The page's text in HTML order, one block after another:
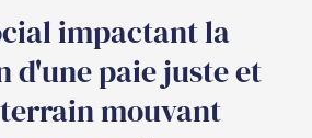
impactant la
d'une paie juste et
mouvant